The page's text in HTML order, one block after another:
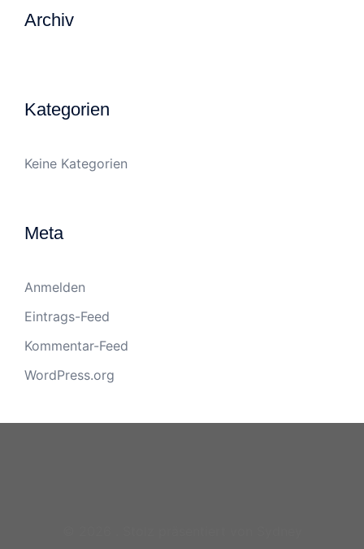
Archiv
Kategorien
Keine Kategorien
Meta
Anmelden
Eintrags-Feed
Kommentar-Feed
WordPress.org